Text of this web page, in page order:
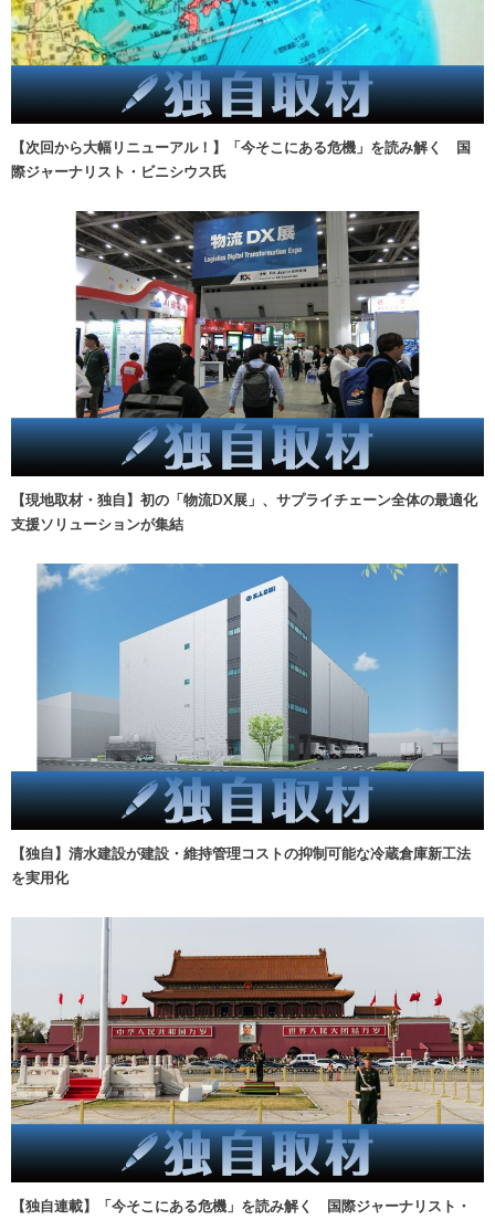
【次回から大幅リニューアル！】「今そこにある危機」を読み解く 国
際ジャーナリスト・ビニシウス氏
【現地取材・独自】初の「物流DX展」、サプライチェーン全体の最適化
支援ソリューションが集結
【独自】清水建設が建設・維持管理コストの抑制可能な冷蔵倉庫新工法
を実用化
【独自連載】「今そこにある危機」を読み解く 国際ジャーナリスト・